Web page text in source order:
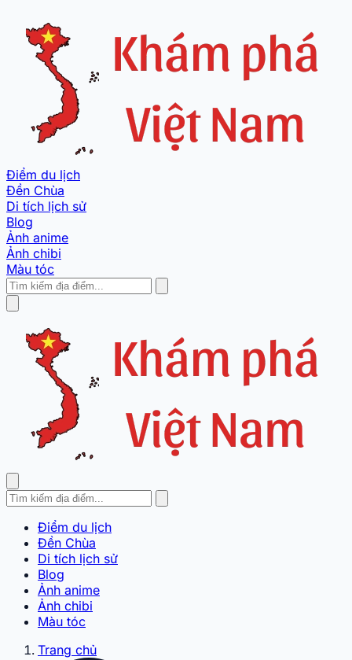
Điểm du lịch
Đền Chùa
Di tích lịch sử
Blog
Ảnh anime
Ảnh chibi
Màu tóc
Điểm du lịch
Đền Chùa
Di tích lịch sử
Blog
Ảnh anime
Ảnh chibi
Màu tóc
Trang chủ